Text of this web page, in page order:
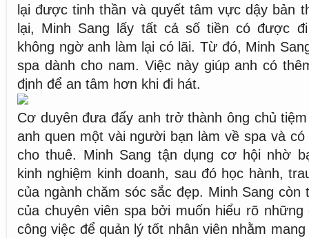
lại được tinh thần và quyết tâm vực dậy bản
lại, Minh Sang lấy tất cả số tiền có được
không ngờ anh làm lại có lãi. Từ đó, Minh
spa dành cho nam. Việc này giúp anh có
định để an tâm hơn khi đi hát.
Cơ duyên đưa đẩy anh trở thành ông chủ
anh quen một vài người bạn làm về spa và
cho thuê. Minh Sang tận dụng cơ hội nhờ
kinh nghiệm kinh doanh, sau đó học hành,
của ngành chăm sóc sắc đẹp. Minh Sang còn
của chuyên viên spa bởi muốn hiểu rõ những
công việc để quản lý tốt nhân viên nhằm